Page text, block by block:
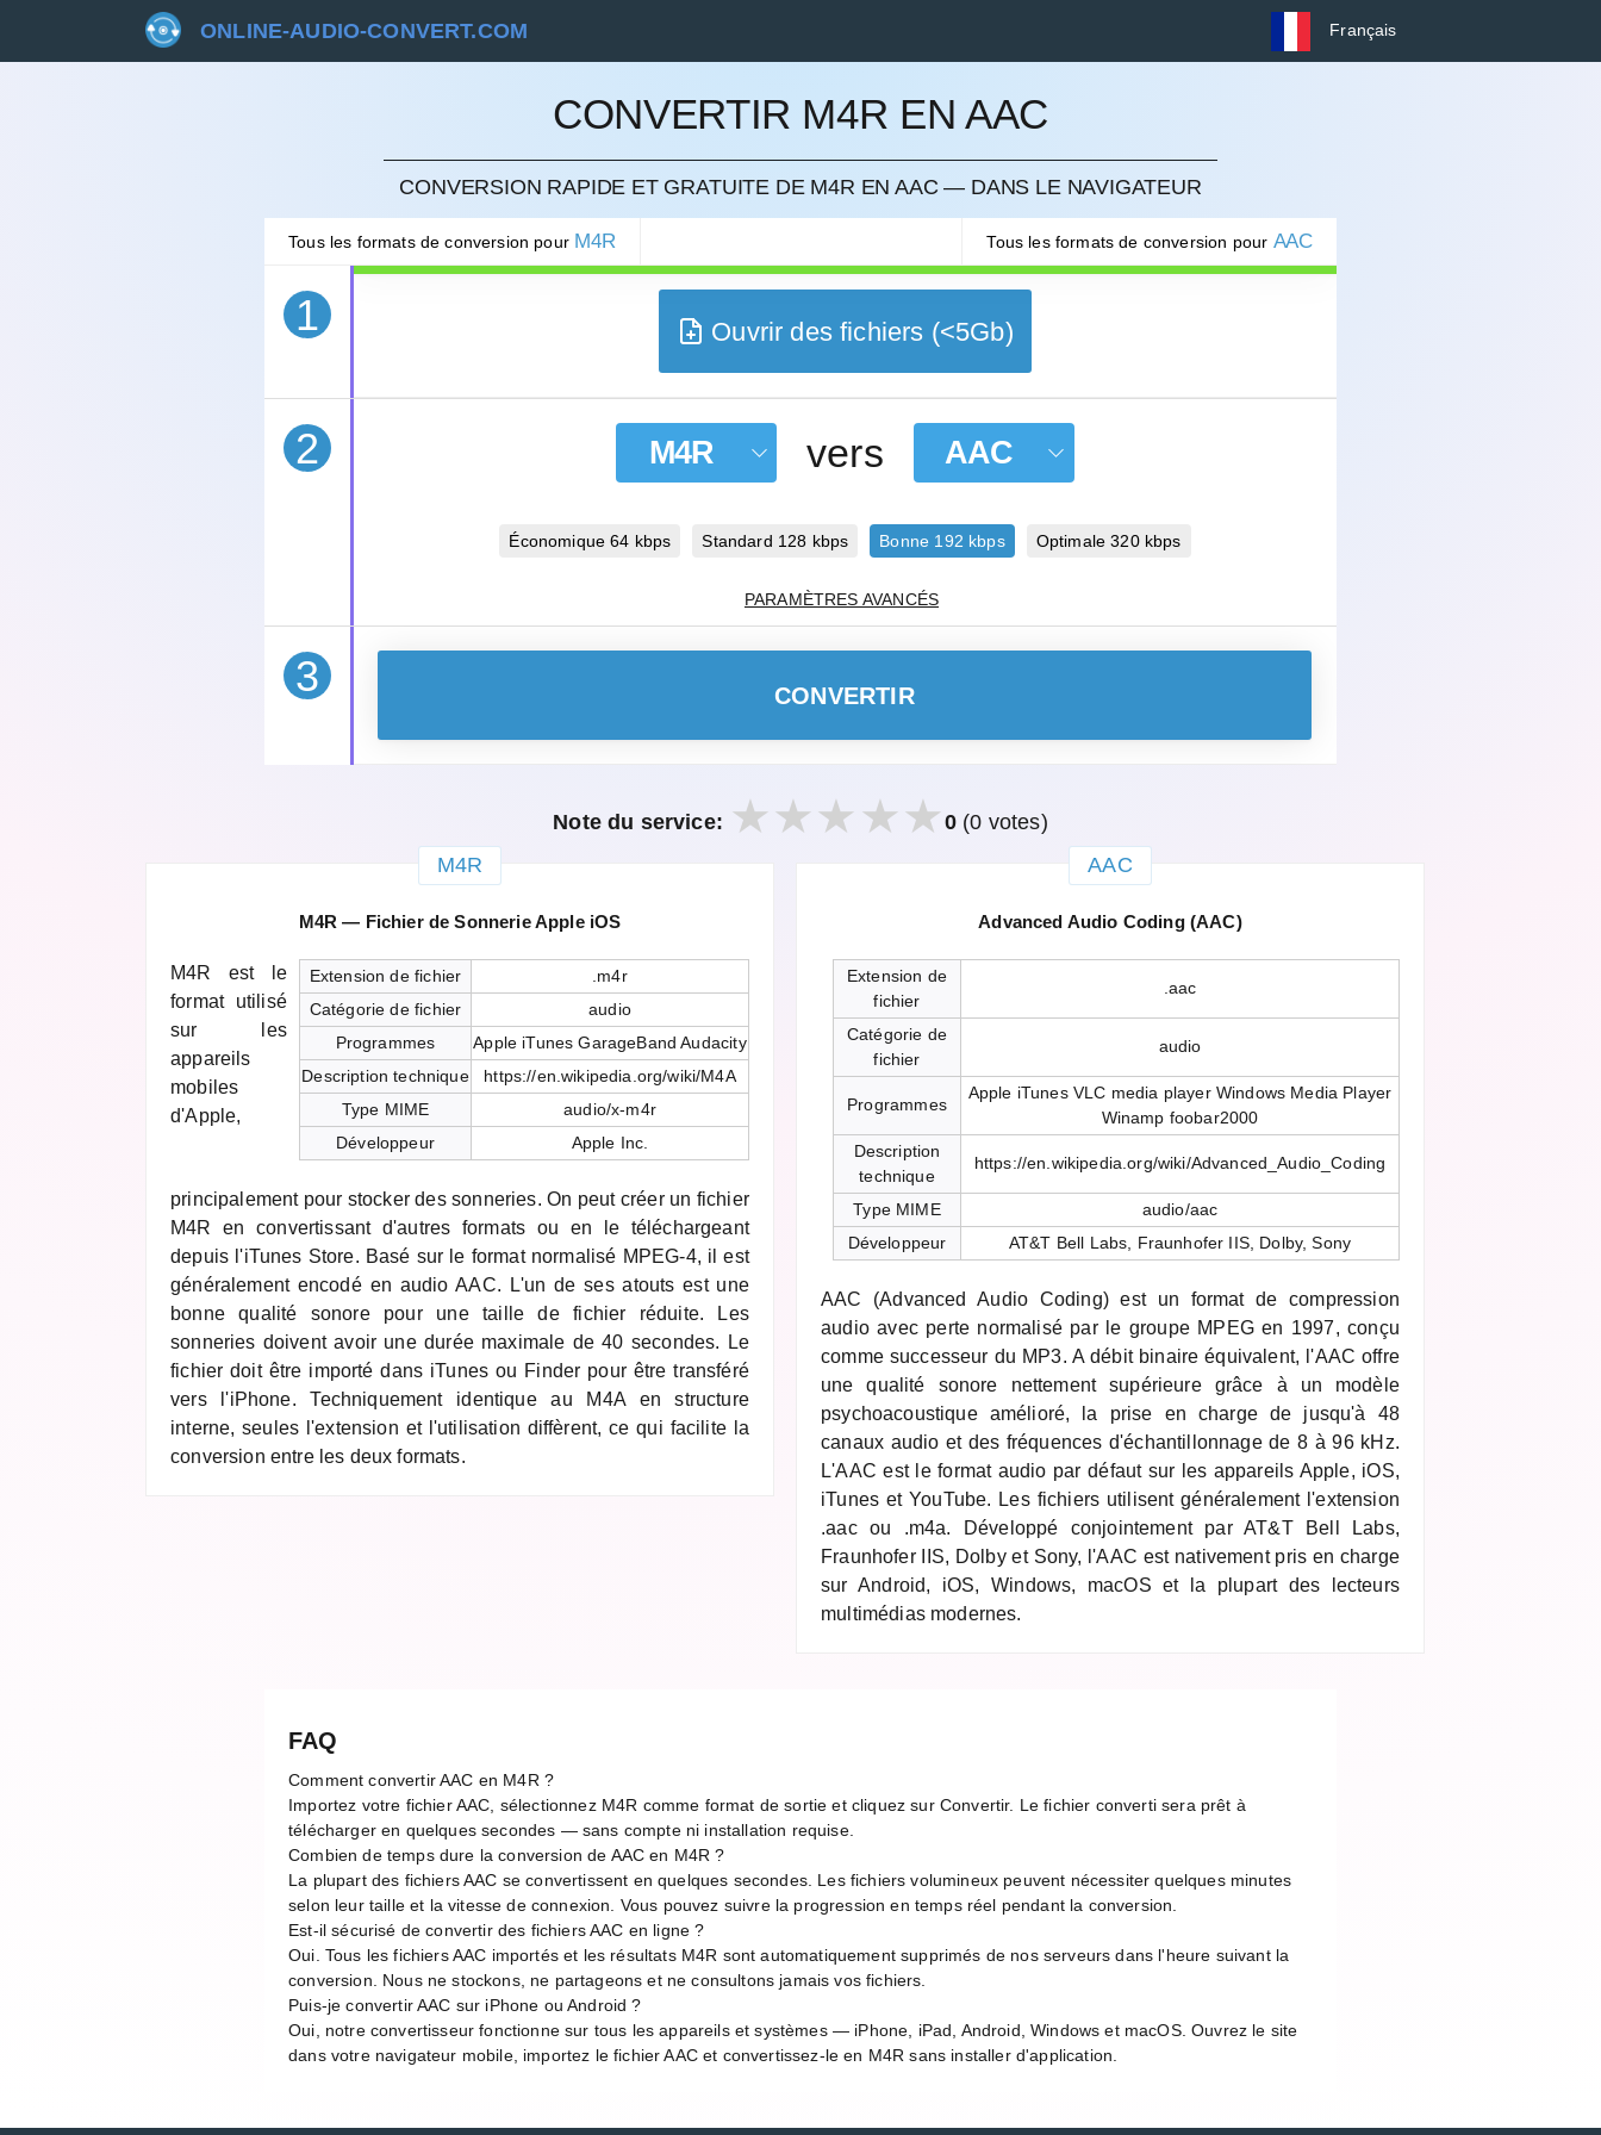
ONLINE-AUDIO-CONVERT.COM Français
CONVERTIR M4R EN AAC
CONVERSION RAPIDE ET GRATUITE DE M4R EN AAC — DANS LE NAVIGATEUR
Tous les formats de conversion pour M4R Tous les formats de conversion pour AAC
1
ANNULER
Ouvrir des fichiers (<5Gb)
2 M4R vers AAC
Économique 64 kbps Standard 128 kbps Bonne 192 kbps Optimale 320 kbps
PARAMÈTRES AVANCÉS
3 CONVERTIR
Note du service: 0 (0 votes)
M4R
M4R — Fichier de Sonnerie Apple iOS
Extension de fichier
.m4r
Catégorie de fichier
audio
Programmes
Apple iTunes GarageBand Audacity
Description technique
https://en.wikipedia.org/wiki/M4A
Type MIME
audio/x-m4r
Développeur
Apple Inc.
M4R est le
format utilisé
sur les
appareils
mobiles
d'Apple,
principalement pour stocker des sonneries. On peut créer un fichier
M4R en convertissant d'autres formats ou en le téléchargeant
depuis l'iTunes Store. Basé sur le format normalisé MPEG-4, il est
généralement encodé en audio AAC. L'un de ses atouts est une
bonne qualité sonore pour une taille de fichier réduite. Les
sonneries doivent avoir une durée maximale de 40 secondes. Le
fichier doit être importé dans iTunes ou Finder pour être transféré
vers l'iPhone. Techniquement identique au M4A en structure
interne, seules l'extension et l'utilisation diffèrent, ce qui facilite la
conversion entre les deux formats.
AAC
Advanced Audio Coding (AAC)
Extension de
fichier
.aac
Catégorie de
fichier
audio
Programmes
Apple iTunes VLC media player Windows Media Player
Winamp foobar2000
Description
technique
https://en.wikipedia.org/wiki/Advanced_Audio_Coding
Type MIME
audio/aac
Développeur
AT&T Bell Labs, Fraunhofer IIS, Dolby, Sony
AAC (Advanced Audio Coding) est un format de compression
audio avec perte normalisé par le groupe MPEG en 1997, conçu
comme successeur du MP3. A débit binaire équivalent, l'AAC offre
une qualité sonore nettement supérieure grâce à un modèle
psychoacoustique amélioré, la prise en charge de jusqu'à 48
canaux audio et des fréquences d'échantillonnage de 8 à 96 kHz.
L'AAC est le format audio par défaut sur les appareils Apple, iOS,
iTunes et YouTube. Les fichiers utilisent généralement l'extension
.aac ou .m4a. Développé conjointement par AT&T Bell Labs,
Fraunhofer IIS, Dolby et Sony, l'AAC est nativement pris en charge
sur Android, iOS, Windows, macOS et la plupart des lecteurs
multimédias modernes.
FAQ
Comment convertir AAC en M4R ?
Importez votre fichier AAC, sélectionnez M4R comme format de sortie et cliquez sur Convertir. Le fichier converti sera prêt à
télécharger en quelques secondes — sans compte ni installation requise.
Combien de temps dure la conversion de AAC en M4R ?
La plupart des fichiers AAC se convertissent en quelques secondes. Les fichiers volumineux peuvent nécessiter quelques minutes
selon leur taille et la vitesse de connexion. Vous pouvez suivre la progression en temps réel pendant la conversion.
Est-il sécurisé de convertir des fichiers AAC en ligne ?
Oui. Tous les fichiers AAC importés et les résultats M4R sont automatiquement supprimés de nos serveurs dans l'heure suivant la
conversion. Nous ne stockons, ne partageons et ne consultons jamais vos fichiers.
Puis-je convertir AAC sur iPhone ou Android ?
Oui, notre convertisseur fonctionne sur tous les appareils et systèmes — iPhone, iPad, Android, Windows et macOS. Ouvrez le site
dans votre navigateur mobile, importez le fichier AAC et convertissez-le en M4R sans installer d'application.